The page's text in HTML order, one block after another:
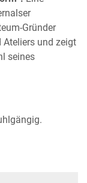
Gründer
Ateliers und zeigt
seines